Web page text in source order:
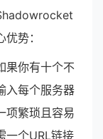
势：
果你有十个不
入每个服务器
项繁琐且容易
一个URL链接